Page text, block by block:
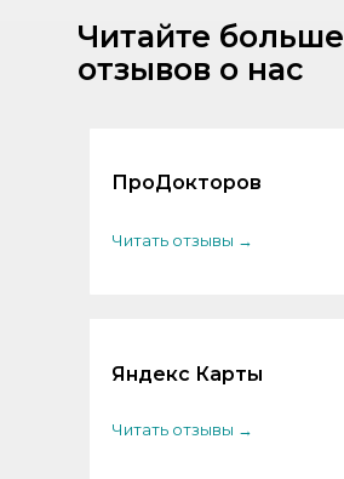
Читайте больше
отзывов о нас
ПроДокторов
Читать отзывы →
Читать отзывы →
Яндекс Карты